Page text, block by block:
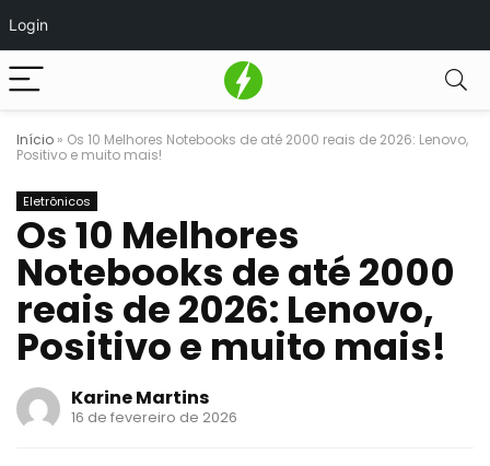
Login
Início » Os 10 Melhores Notebooks de até 2000 reais de 2026: Lenovo,
Positivo e muito mais!
Eletrônicos
Os 10 Melhores
Notebooks de até 2000
reais de 2026: Lenovo,
Positivo e muito mais!
Karine Martins
16 de fevereiro de 2026